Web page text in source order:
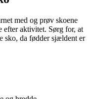
med og prøv skoene
efter aktivitet. Sørg for, at
sko, da fødder sjældent er